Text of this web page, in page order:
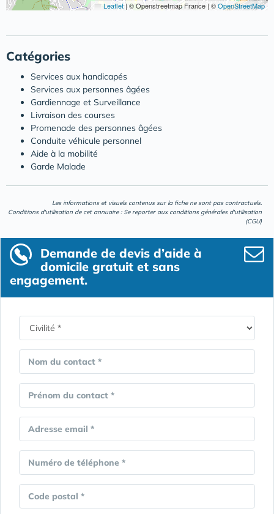
Leaflet| © Openstreetmap France | ©OpenStreetMap
Catégories
Services aux handicapés
Services aux personnes âgées
Gardiennage et Surveillance
Livraison des courses
Promenade des personnes âgées
Conduite véhicule personnel
Aide à la mobilité
Garde Malade
Les informations et visuels contenus sur la fiche ne sont pas contractuels.
Conditions d'utilisation de cet annuaire : Se reporter aux conditions générales d'utilisation
(CGU)
Demande de devis d’aide à
domicile gratuit et sans
engagement.
Nom du contact *
Prénom du contact *
Adresse email *
Numéro de téléphone *
Code postal *